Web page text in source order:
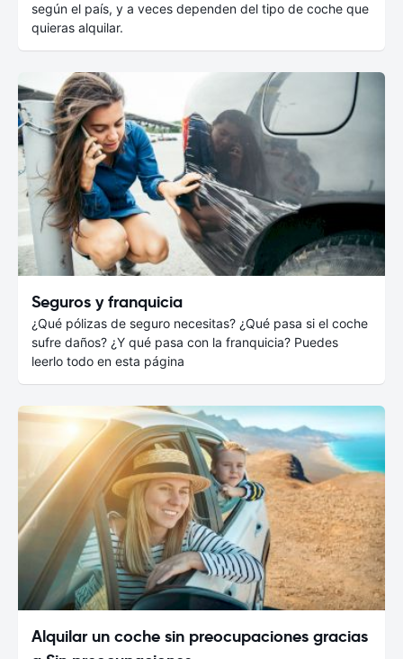
según el país, y a veces dependen del tipo de coche que
quieras alquilar.
Seguros y franquicia
¿Qué pólizas de seguro necesitas? ¿Qué pasa si el coche
sufre daños? ¿Y qué pasa con la franquicia? Puedes
leerlo todo en esta página
Alquilar un coche sin preocupaciones gracias